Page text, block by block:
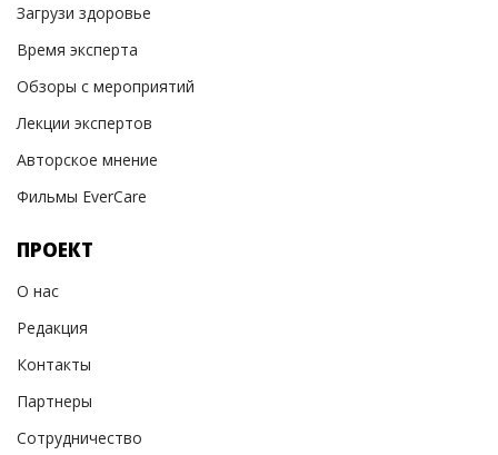
Загрузи здоровье
Время эксперта
Обзоры с мероприятий
Лекции экспертов
Авторское мнение
Фильмы EverCare
ПРОЕКТ
О нас
Редакция
Контакты
Партнеры
Сотрудничество